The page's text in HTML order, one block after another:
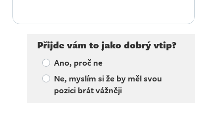
Přijde vám to jako dobrý vtip?
Ano, proč ne
Ne, myslím si že by měl svou
pozici brát vážněji